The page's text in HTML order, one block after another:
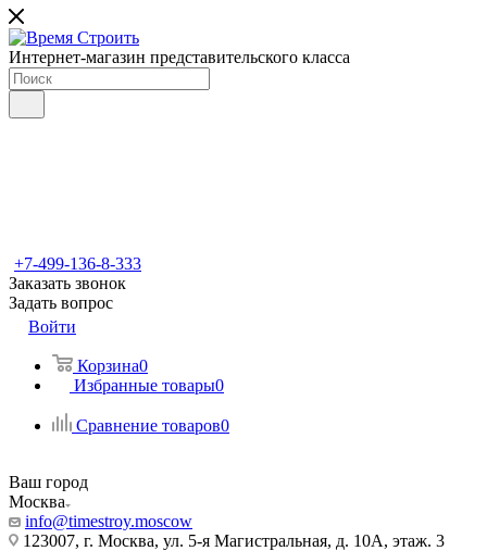
Интернет-магазин представительского класса
+7-499-136-8-333
Заказать звонок
Задать вопрос
Войти
Корзина0
Избранные товары0
Сравнение товаров0
Ваш город
Москва
info@timestroy.moscow
123007, г. Москва, ул. 5-я Магистральная, д. 10А, этаж. 3